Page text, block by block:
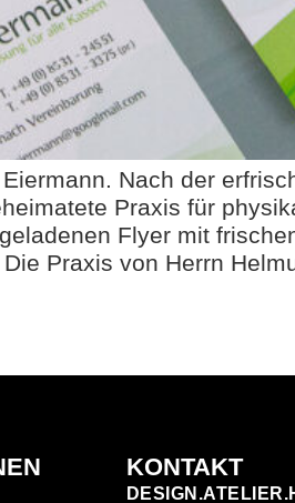
Nach der
Praxis für
Flyer mit
Praxis von Herrn
KONTAKT